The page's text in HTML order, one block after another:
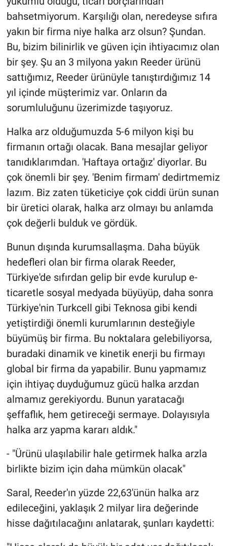
bahsetmiyorum. Karşılığı olan, neredeyse sıfıra
yakın bir firma niye halka arz olsun? Şundan.
Bu, bizim bilinirlik ve güven için ihtiyacımız olan
bir şey. Şu an 3 milyona yakın Reeder ürünü
sattığımız, Reeder ürünüyle tanıştırdığımız 14
yıl içinde müşterimiz var. Onların da
sorumluluğunu üzerimizde taşıyoruz.
Halka arz olduğumuzda 5-6 milyon kişi bu
firmanın ortağı olacak. Bana mesajlar geliyor
tanıdıklarımdan. 'Haftaya ortağız' diyorlar. Bu
çok önemli bir şey. 'Benim firmam' dedirtmemiz
lazım. Biz zaten tüketiciye çok ciddi ürün sunan
bir üretici olarak, halka arz olmayı bu anlamda
çok değerli bulduk ve gördük.
Bunun dışında kurumsallaşma. Daha büyük
hedefleri olan bir firma olarak Reeder,
Türkiye'de sıfırdan gelip bir evde kurulup e-
ticaretle sosyal medyada büyüyüp, daha sonra
Türkiye'nin Turkcell gibi Teknosa gibi kendi
yetiştirdiği önemli kurumlarının desteğiyle
büyümüş bir firma. Bu noktalara gelebiliyorsa,
buradaki dinamik ve kinetik enerji bu firmayı
global bir firma da yapabilir. Bunu yapmamız
için ihtiyaç duyduğumuz gücü halka arzdan
almamız gerekiyordu. Bunun yaratacağı
şeffaflık, hem getireceği sermaye. Dolayısıyla
halka arz yapma kararı aldık."
- "Ürünü ulaşılabilir hale getirmek halka arzla
birlikte bizim için daha mümkün olacak"
Saral, Reeder'ın yüzde 22,63'ünün halka arz
edileceğini, yaklaşık 2 milyar lira değerinde
hisse dağıtılacağını anlatarak, şunları kaydetti: